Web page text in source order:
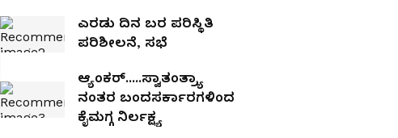
ಎರಡು ದಿನ ಬರ ಪರಿಸ್ಥಿತಿ
ಪರಿಶೀಲನೆ, ಸಭೆ
ಆ್ಯಂಕರ್‌.....ಸ್ವಾತಂತ್ರ್ಯಾ
ನಂತರ ಬಂದಸರ್ಕಾರಗಳಿಂದ
ಕೈಮಗ್ಗ ನಿರ್ಲಕ್ಷ್ಯ